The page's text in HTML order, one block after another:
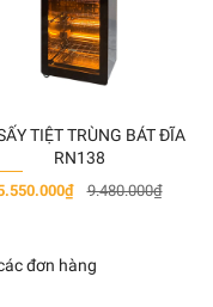
kiểu Touch Select
240V/ 50-60Hz
TIỆT TRÙNG BÁT ĐĨA
RN138
9.480.000₫
đơn hàng